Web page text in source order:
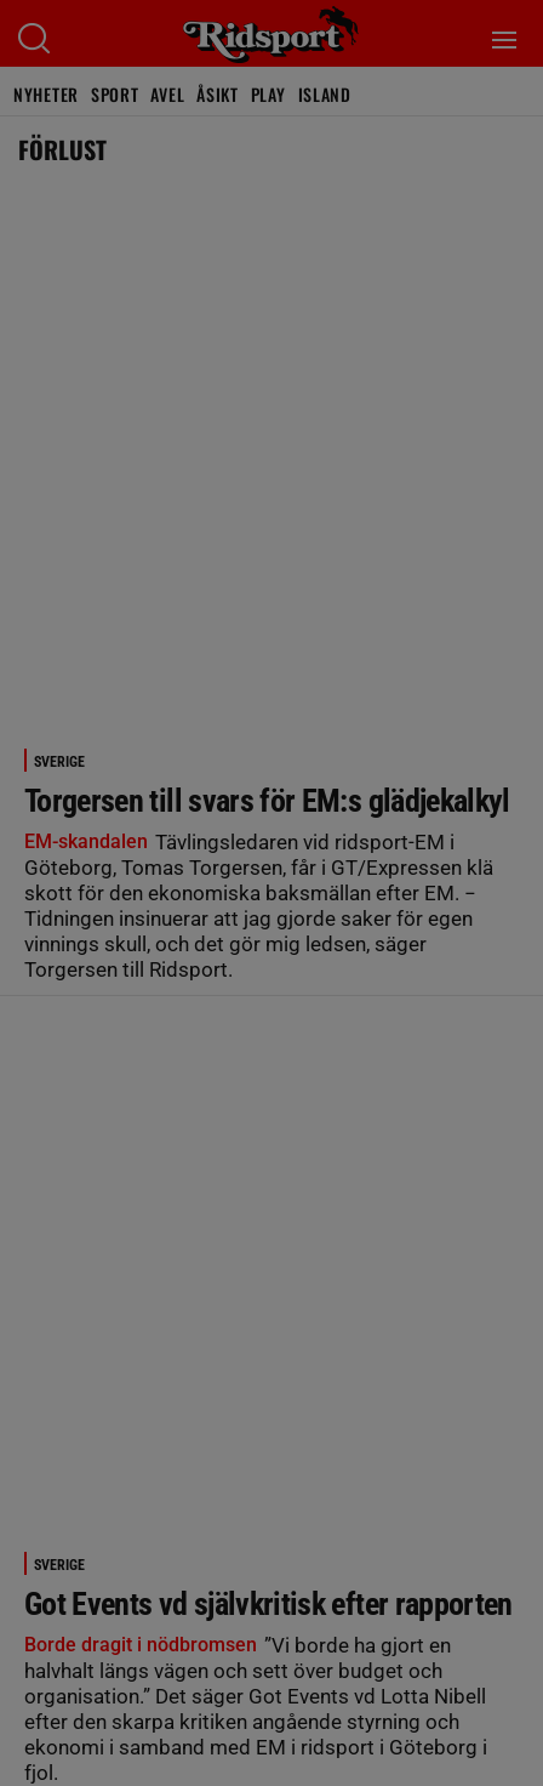
NYHETER SPORT AVEL ÅSIKT PLAY ISLAND
FÖRLUST
SVERIGE
Torgersen till svars för EM:s glädjekalkyl
EM-skandalen Tävlingsledaren vid ridsport-EM i
Göteborg, Tomas Torgersen, får i GT/Expressen klä
skott för den ekonomiska baksmällan efter EM. −
Tidningen insinuerar att jag gjorde saker för egen
vinnings skull, och det gör mig ledsen, säger
Torgersen till Ridsport.
SVERIGE
Got Events vd självkritisk efter rapporten
Borde dragit i nödbromsen ”Vi borde ha gjort en
halvhalt längs vägen och sett över budget och
organisation.” Det säger Got Events vd Lotta Nibell
efter den skarpa kritiken angående styrning och
ekonomi i samband med EM i ridsport i Göteborg i
fjol.